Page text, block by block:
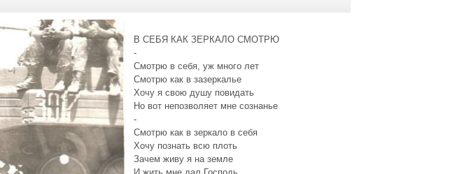
В СЕБЯ КАК ЗЕРКАЛО СМОТРЮ
-
Смотрю в себя, уж много лет
Смотрю как в зазеркалье
Хочу я свою душу повидать
Но вот непозволяет мне сознанье
-
Смотрю как в зеркало в себя
Хочу познать всю плоть
Зачем живу я на земле